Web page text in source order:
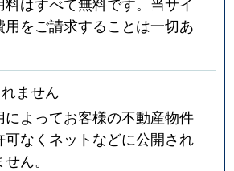
用をご請求することは一切あ
ません
によってお客様の不動産物件
なくネットなどに公開され
ん。